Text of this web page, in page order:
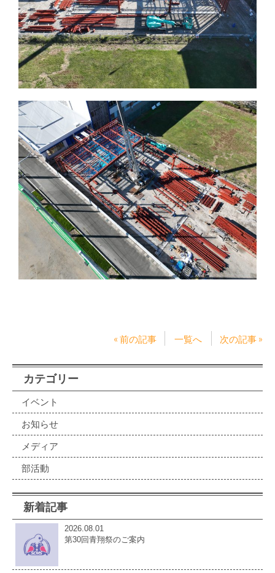
« 前の記事 一覧へ 次の記事 »
カテゴリー
イベント
お知らせ
メディア
部活動
新着記事
2026.08.01
第30回青翔祭のご案内